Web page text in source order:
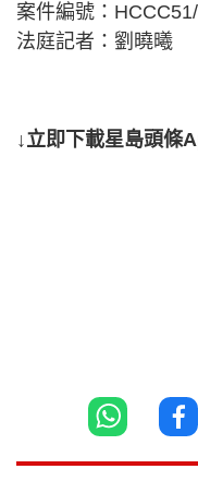
案件編號：
法庭記者：劉曉曦
↓立即下載星島頭條